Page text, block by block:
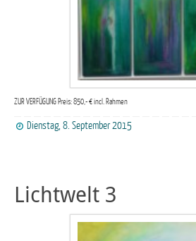
ZUR VERFÜGUNG Preis: 850,- € incl. Rahmen
Dienstag, 8. September 2015
Lichtwelt 3